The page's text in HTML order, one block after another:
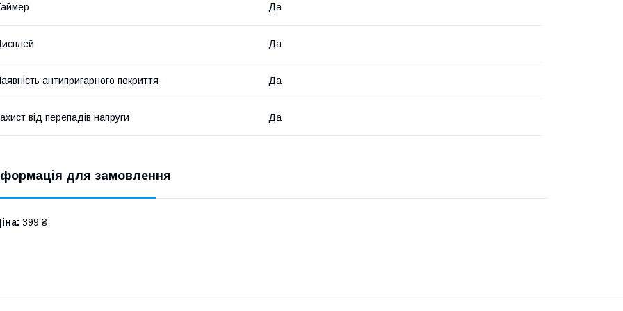
Да
Да
антипригарного покриття Да
від перепадів напруги Да
для замовлення
399 ₴